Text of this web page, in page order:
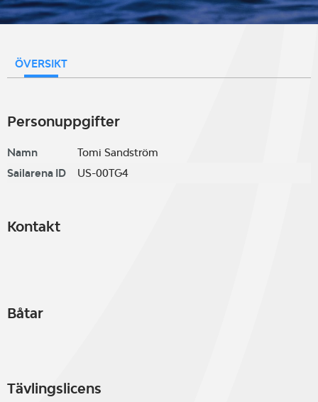
ÖVERSIKT
Personuppgifter
Namn
Tomi Sandström
Sailarena ID
US-00TG4
Kontakt
Båtar
Tävlingslicens